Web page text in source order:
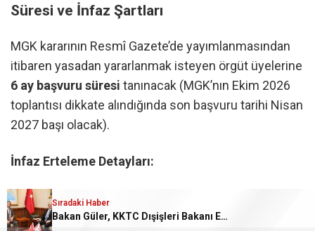
Süresi ve İnfaz Şartları
MGK kararının Resmî Gazete’de yayımlanmasından
6 ay başvuru süresi tanınacak (MGK’nın Ekim 2026
toplantısı dikkate alındığında son başvuru tarihi Nisan
2027 başı olacak).
İnfaz Erteleme Detayları:
5 yıl veya daha az hapis cezası alanlar:
infazı5 yılertelenecek.
Sıradaki Haber
Bakan Güler, KKTC Dışişleri Bakanı Ertuğruloğlu ile bir